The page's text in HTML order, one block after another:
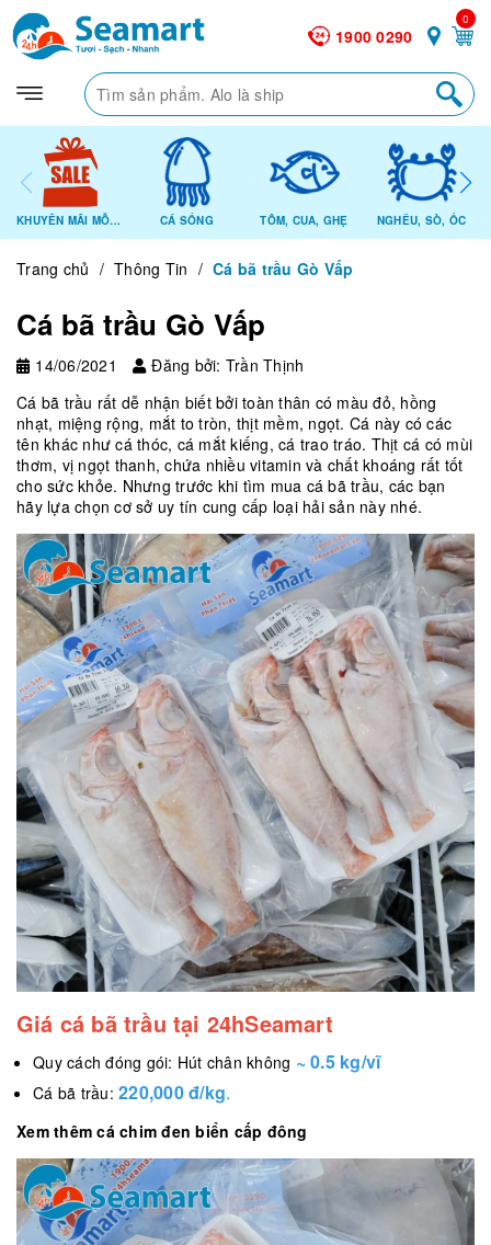
1900 0290
0
KHUYẾN MÃI MỖI NGÀY CÁ SỐNG TÔM, CUA, GHẸ NGHÊU, SÒ, ỐC
Trang chủ / Thông Tin / Cá bã trầu Gò Vấp
Cá bã trầu Gò Vấp
14/06/2021
Đăng bởi: Trần Thịnh
Cá bã trầu rất dễ nhận biết bởi toàn thân có màu đỏ, hồng
nhạt, miệng rộng, mắt to tròn, thịt mềm, ngọt. Cá này có các
tên khác như cá thóc, cá mắt kiếng, cá trao tráo. Thịt cá có mùi
thơm, vị ngọt thanh, chứa nhiều vitamin và chất khoáng rất tốt
cho sức khỏe. Nhưng trước khi tìm mua cá bã trầu, các bạn
hãy lựa chọn cơ sở uy tín cung cấp loại hải sản này nhé.
Giá cá bã trầu tại 24hSeamart
Quy cách đóng gói: Hút chân không ~ 0.5 kg/vĩ
Cá bã trầu: 220,000 đ/kg.
Xem thêm cá chim đen biển cấp đông